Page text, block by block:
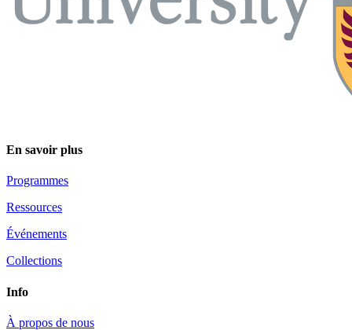
En savoir plus
Programmes
Ressources
Événements
Collections
Info
À propos de nous